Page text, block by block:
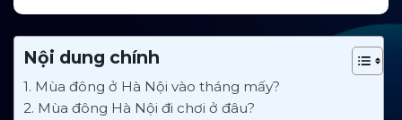
Nội dung chính
1. Mùa đông ở Hà Nội vào tháng mấy?
2. Mùa đông Hà Nội đi chơi ở đâu?